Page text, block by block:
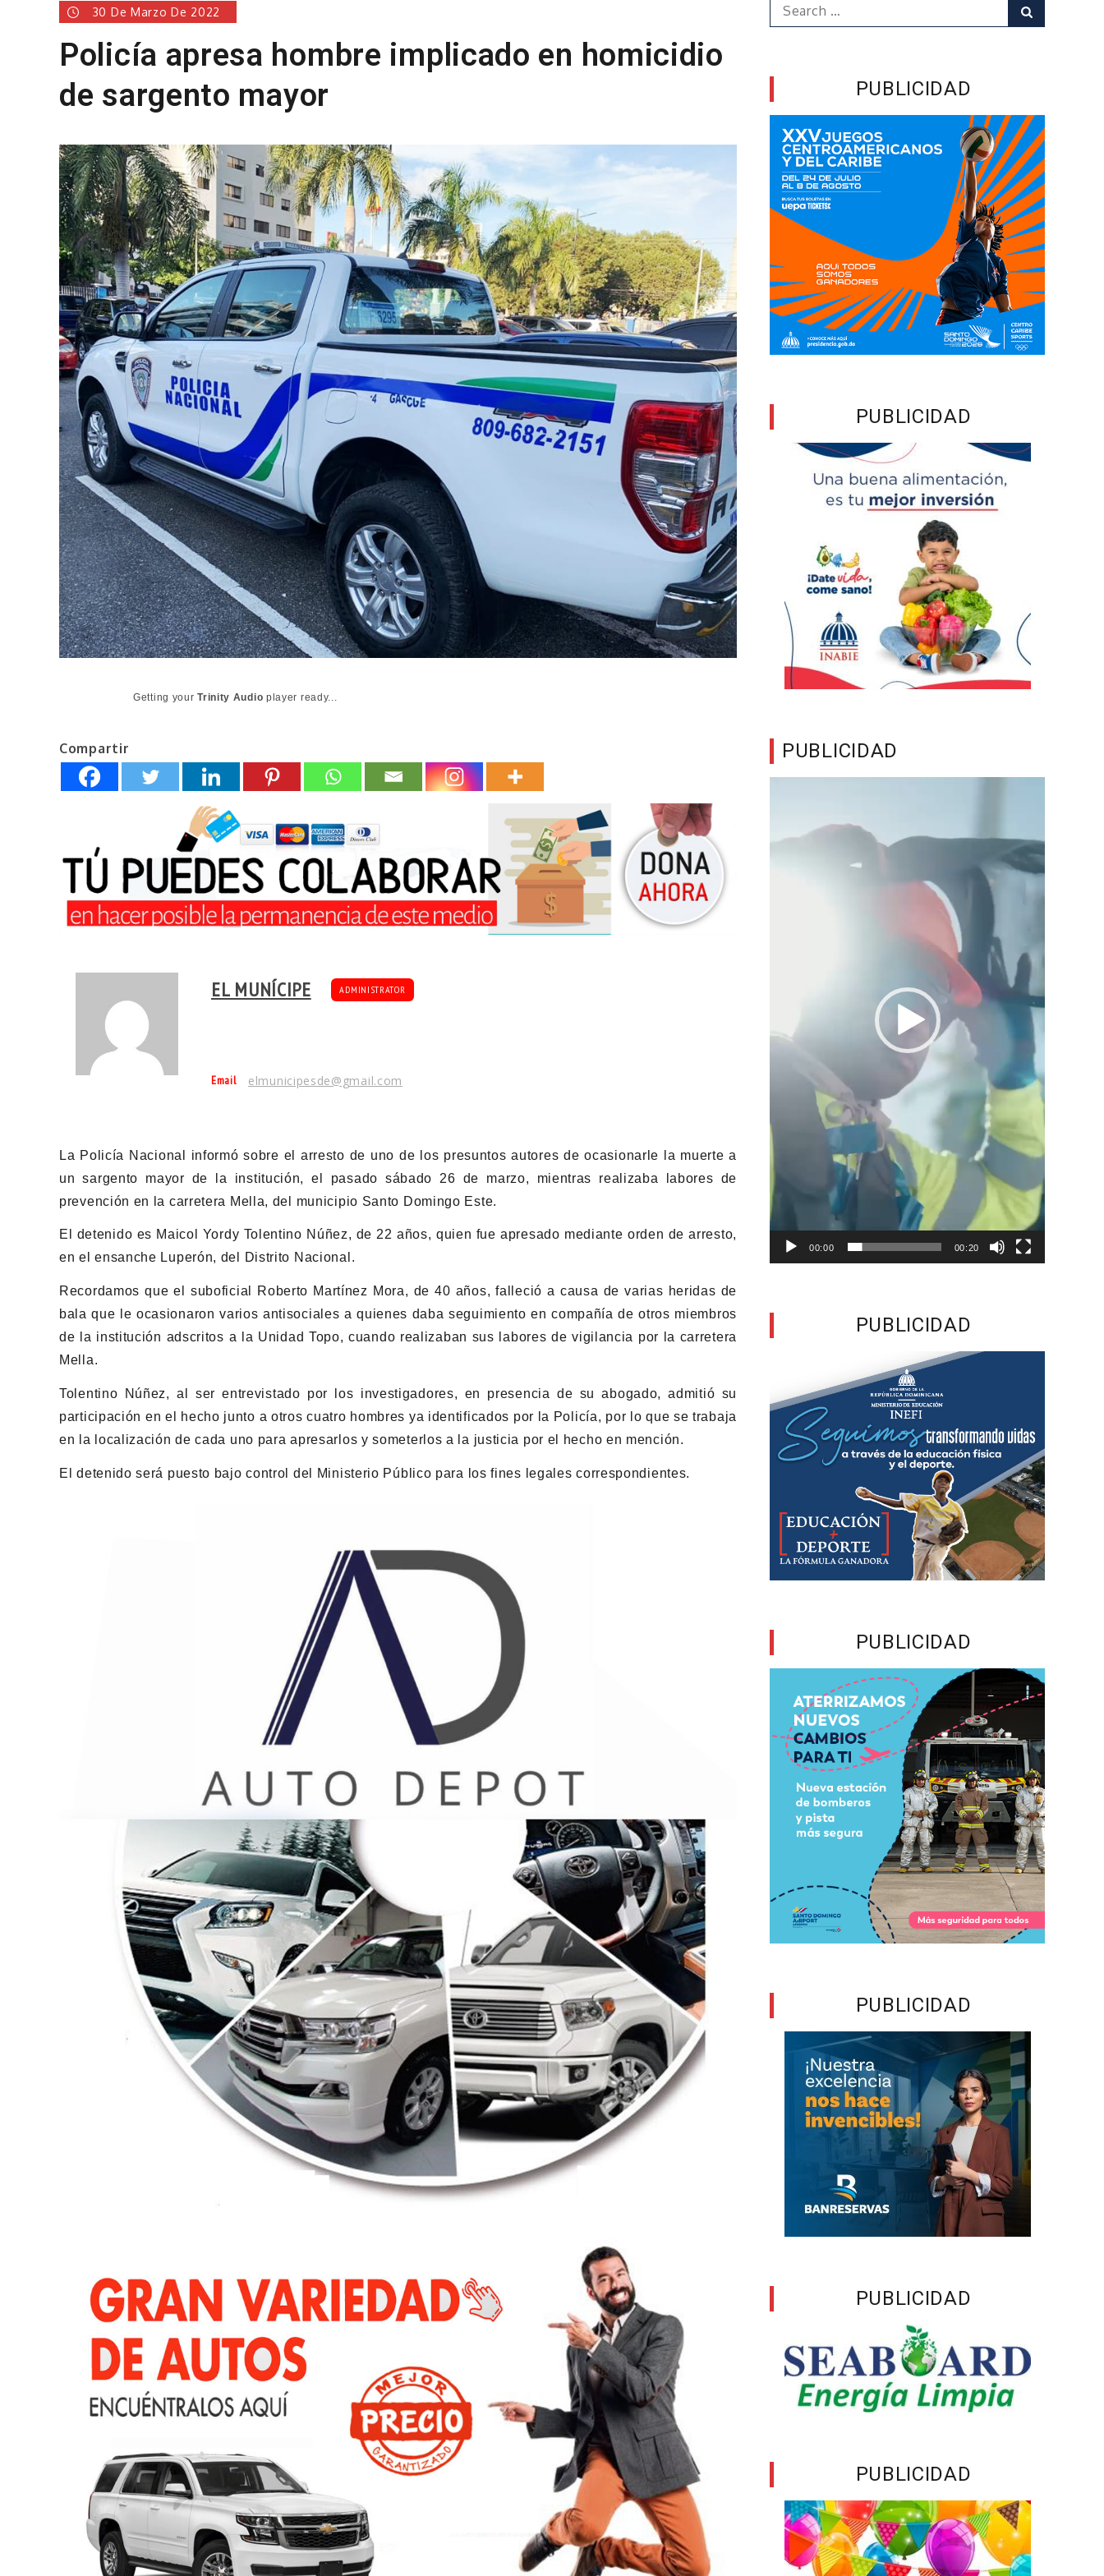
30 De Marzo De 2022
Policía apresa hombre implicado en homicidio
de sargento mayor
Getting yourTrinity Audio player ready...
Compartir
EL MUNÍCIPE ADMINISTRATOR
Email elmunicipesde@gmail.com
La Policía Nacional informó sobre el arresto de uno de los presuntos autores de ocasionarle la muerte a
un sargento mayor de la institución, el pasado sábado 26 de marzo, mientras realizaba labores de
prevención en la carretera Mella, del municipio Santo Domingo Este.
El detenido es Maicol Yordy Tolentino Núñez, de 22 años, quien fue apresado mediante orden de arresto,
en el ensanche Luperón, del Distrito Nacional.
Recordamos que el suboficial Roberto Martínez Mora, de 40 años, falleció a causa de varias heridas de
bala que le ocasionaron varios antisociales a quienes daba seguimiento en compañía de otros miembros
de la institución adscritos a la Unidad Topo, cuando realizaban sus labores de vigilancia por la carretera
Mella.
Tolentino Núñez, al ser entrevistado por los investigadores, en presencia de su abogado, admitió su
participación en el hecho junto a otros cuatro hombres ya identificados por la Policía, por lo que se trabaja
en la localización de cada uno para apresarlos y someterlos a la justicia por el hecho en mención.
El detenido será puesto bajo control del Ministerio Público para los fines legales correspondientes.
for:
PUBLICIDAD
PUBLICIDAD
PUBLICIDAD
00:00 00:20
PUBLICIDAD
PUBLICIDAD
PUBLICIDAD
PUBLICIDAD
PUBLICIDAD